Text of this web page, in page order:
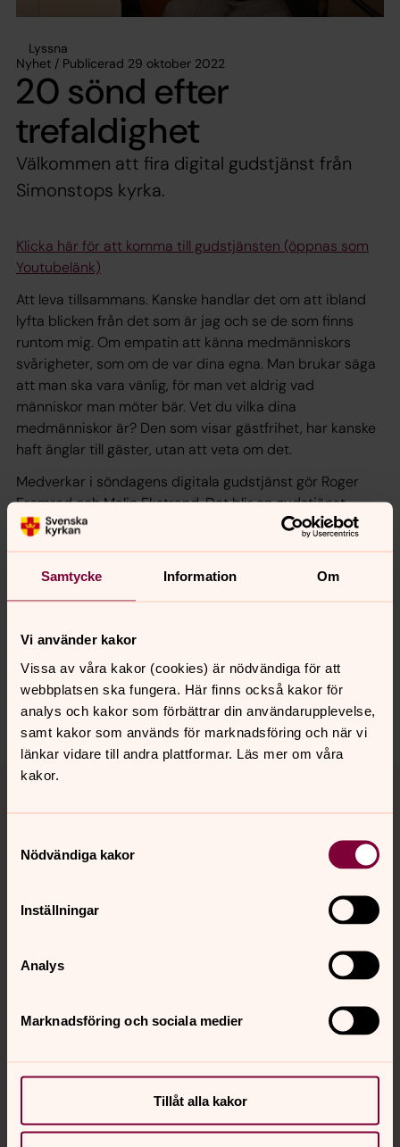
Samtycke Information Om
Vi använder kakor
Vissa av våra kakor (cookies) är nödvändiga för att
webbplatsen ska fungera. Här finns också kakor för
analys och kakor som förbättrar din användarupplevelse,
samt kakor som används för marknadsföring och när vi
länkar vidare till andra plattformar. Läs mer om våra
kakor.
Nödvändiga kakor
Inställningar
Analys
Marknadsföring och sociala medier
Tillåt alla kakor
Lyssna
Nyhet / Publicerad 29 oktober 2022
20 sönd efter
trefaldighet
Välkommen att fira digital gudstjänst från
Simonstops kyrka.
Klicka här för att komma till gudstjänsten (öppnas som
Youtubelänk)
Att leva tillsammans. Kanske handlar det om att ibland
lyfta blicken från det som är jag och se de som finns
runtom mig. Om empatin att känna medmänniskors
svårigheter, som om de var dina egna. Man brukar säga
att man ska vara vänlig, för man vet aldrig vad
människor man möter bär. Vet du vilka dina
medmänniskor är? Den som visar gästfrihet, har kanske
haft änglar till gäster, utan att veta om det.
Medverkar i söndagens digitala gudstjänst gör Roger
Fremred och Malin Ekstrand. Det blir en gudstjänst
präglad av musik, som avslutas med psalm 762, Du är en
Synpunkter eller frågor på sidans
innehåll?
norrkoping@svenskakyrkan.se
Dela
Tillbaka till toppen
Tillbaka till innehållet
Kontakt
Sociala kanaler